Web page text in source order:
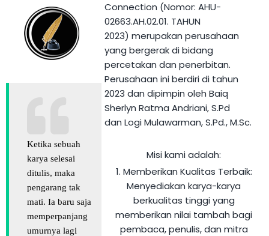
Ketika sebuah
karya selesai
ditulis, maka
pengarang tak
mati. Ia baru saja
memperpanjang
umurnya lagi
Connection (Nomor: AHU-
02663.AH.02.01. TAHUN
2023) merupakan perusahaan
yang bergerak di bidang
percetakan dan penerbitan.
Perusahaan ini berdiri di tahun
2023 dan dipimpin oleh Baiq
Sherlyn Ratma Andriani, S.Pd
dan Logi Mulawarman, S.Pd., M.Sc.
Misi kami adalah:
1. Memberikan Kualitas Terbaik:
Menyediakan karya-karya
berkualitas tinggi yang
memberikan nilai tambah bagi
pembaca, penulis, dan mitra